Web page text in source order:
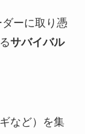
ーに取り憑
サバイバル
など）を集